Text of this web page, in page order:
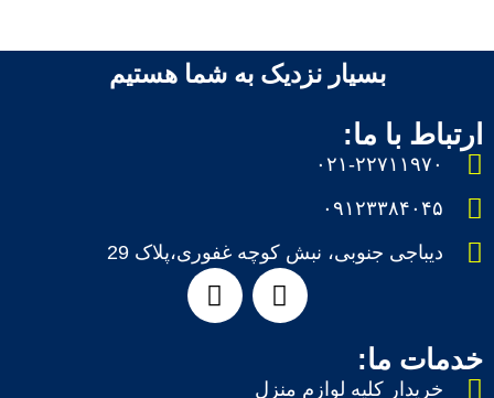
بسیار نزدیک به شما هستیم
ارتباط با ما:
۰۲۱-۲۲۷۱۱۹۷۰
۰۹۱۲۳۳۸۴۰۴۵
دیباجی جنوبی، نبش کوچه غفوری،پلاک 29
خدمات ما:
خریدار کلیه لوازم منزل